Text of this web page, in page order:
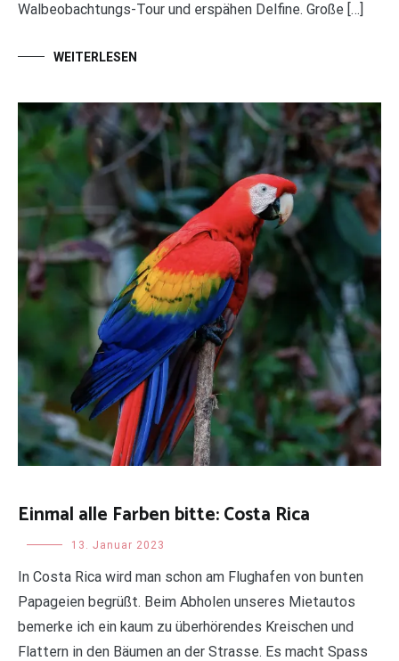
Walbeobachtungs-Tour und erspähen Delfine. Große […]
WEITERLESEN
Einmal alle Farben bitte: Costa Rica
Uncategorized13. Januar 2023
In Costa Rica wird man schon am Flughafen von bunten
Papageien begrüßt. Beim Abholen unseres Mietautos
bemerke ich ein kaum zu überhörendes Kreischen und
Flattern in den Bäumen an der Strasse. Es macht Spass